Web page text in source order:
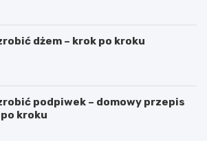
dżem – krok po kroku
podpiwek – domowy przepis
kroku